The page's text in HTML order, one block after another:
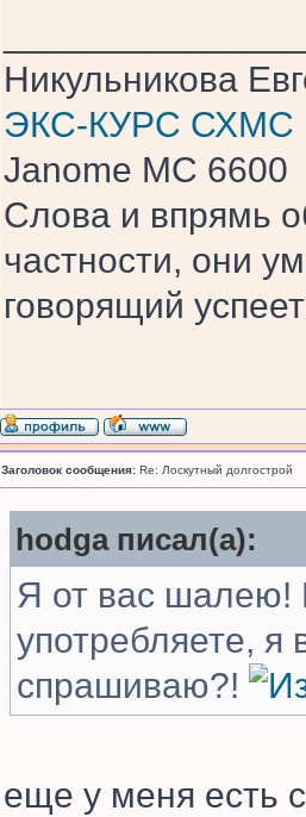
Никульникова
ЭКС-КУРС СХМС
Janome MC 6600
Слова и впрямь
частности, они
говорящий
Заголовок сообщения: Re: Лоскутный долгострой
hodga писал(а):
Я от вас шалею!
употребляете, я
спрашиваю?!
еще у меня есть